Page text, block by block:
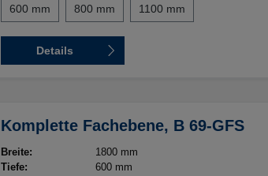
600 mm
800 mm 1100 mm
Details
Komplette Fachebene, B 69-GFS
Breite:
1800 mm
Tiefe:
600 mm